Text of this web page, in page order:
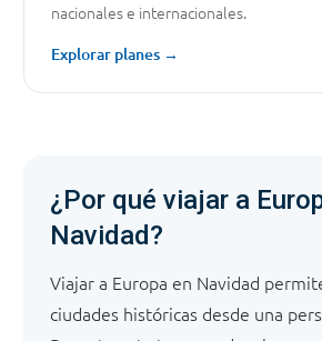
nacionales e internacionales.
Explorar planes →
¿Por qué viajar a
Navidad?
Viajar a Europa en Navidad
ciudades históricas desde una